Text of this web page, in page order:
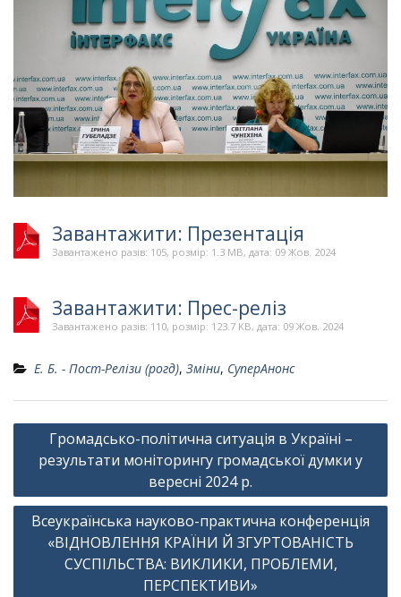
Завантажити: Презентація
Завантажено разів: 105, розмір: 1.3 MB, дата: 09 Жов. 2024
Завантажити: Прес-реліз
Завантажено разів: 110, розмір: 123.7 KB, дата: 09 Жов. 2024
Е. Б. - Пост-Релізи (рогд), Зміни, СуперАнонс
Навігація
записів
Громадсько-політична ситуація в Україні –
результати моніторингу громадської думки у
вересні 2024 р.
Всеукраїнська науково-практична конференція
«ВІДНОВЛЕННЯ КРАЇНИ Й ЗГУРТОВАНІСТЬ
СУСПІЛЬСТВА: ВИКЛИКИ, ПРОБЛЕМИ,
ПЕРСПЕКТИВИ»